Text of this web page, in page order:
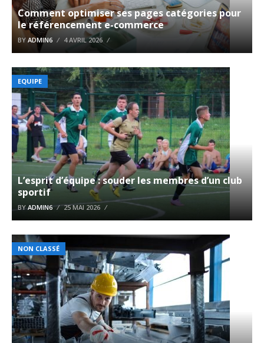
Comment optimiser ses pages catégories pour
le référencement e-commerce
BY ADMIN6 4 AVRIL 2026
EQUIPE
L’esprit d’équipe : souder les membres d’un club
sportif
BY ADMIN6 25 MAI 2026
NON CLASSÉ